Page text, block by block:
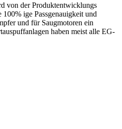
von der Produktentwicklungs
ige Passgenauigkeit und
und für Saugmotoren ein
haben meist alle EG-